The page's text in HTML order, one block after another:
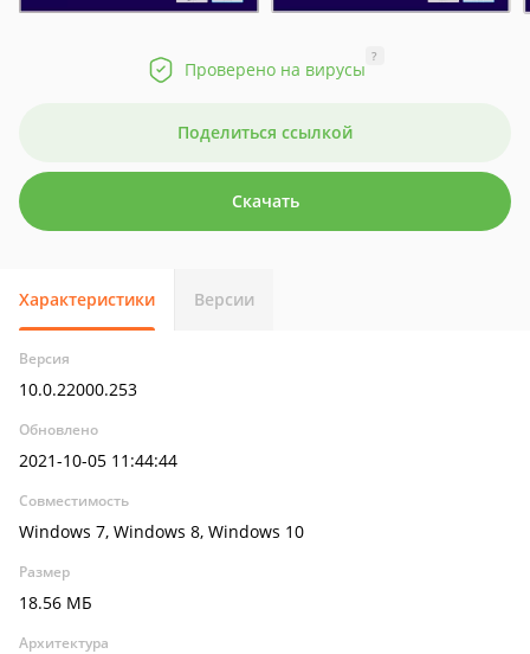
Проверено на вирусы
?
Поделиться ссылкой
Скачать
Характеристики Версии
Версия
10.0.22000.253
Обновлено
2021-10-05 11:44:44
Совместимость
Windows 7, Windows 8, Windows 10
Размер
18.56 МБ
Архитектура